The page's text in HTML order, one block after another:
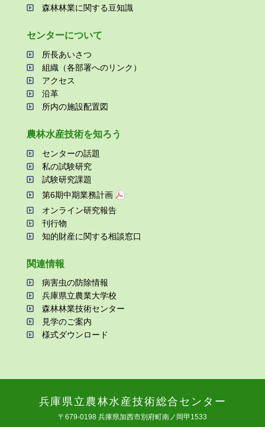
森林林業に関する⾖知識
センターについて
所⻑あいさつ
組織（各部署へのリンク）
アクセス
沿⾰
所内の施設配置図
農林⽔産技術を知ろう
センターの話題
私の試験研究
試験研究課題
第6期中期業務計画
オンライン研究報告
刊⾏物
知的財産に関する相談窓⼝
関連情報
病害⾍の防除情報
兵庫県⽴農業⼤学校
森林林業技術センター
⾒学のご案内
様式ダウンロード
兵庫県⽴農林⽔産技術総合センター
〒679-0198 兵庫県加⻄市別府町南ノ岡甲1533